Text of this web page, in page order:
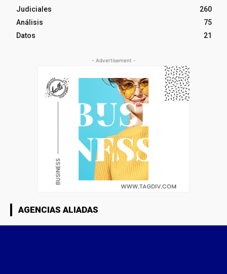
Judiciales
260
Análisis
75
Datos
21
- Advertisement -
AGENCIAS ALIADAS